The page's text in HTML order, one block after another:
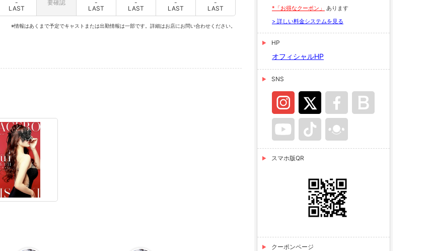
-
LAST
要確認
-
LAST
-
LAST
-
LAST
-
LAST
※情報はあくまで予定でキャストまたは出勤情報は一部です。詳細はお店にお問い合わせください。
*「お得なクーポン」
あります
> 詳しい料金システムを見る
HP
オフィシャルHP
SNS
スマホ版QR
クーポンページ